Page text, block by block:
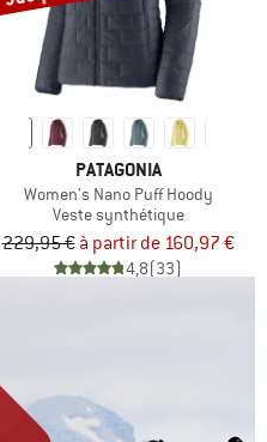
PATAGONIA
Women's Nano Puff Hoody
Veste synthétique
229,95 € à partir de 160,97 €
4,8(33)